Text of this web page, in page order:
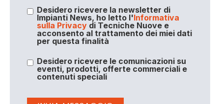
Desidero ricevere la newsletter di
Impianti News, ho letto l'Informativa
sulla Privacydi Tecniche Nuove e
acconsento al trattamento dei miei dati
per questa finalità
Desidero ricevere le comunicazioni su
eventi, prodotti, offerte commerciali e
contenuti speciali